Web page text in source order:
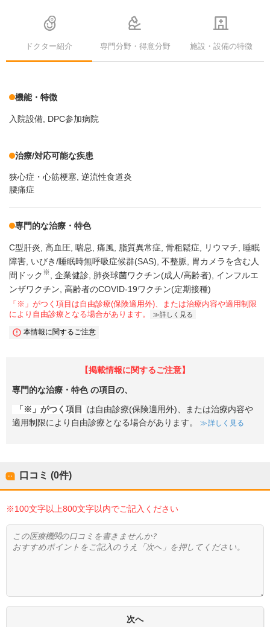
ドクター紹介 専門分野・得意分野 施設・設備の特徴
機能・特徴
入院設備 DPC参加病院
治療/対応可能な疾患
狭心症・心筋梗塞 逆流性食道炎
腰痛症
専門的な治療・特色
C型肝炎 高血圧 喘息 痛風 脂質異常症 骨粗鬆症 リウマチ
睡眠
障害 いびき/睡眠時無呼吸症候群(SAS) 不整脈
胃カメラを含む人
間ドック ※ 企業健診 肺炎球菌ワクチン(成人/高齢者)
インフルエ
ンザワクチン 高齢者のCOVID-19ワクチン(定期接種)
「※」がつく項目は自由診療(保険適用外)、または治療内容や適用制限
により自由診療となる場合があります。
詳しく見る
本情報に関するご注意
【掲載情報に関するご注意】
専門的な治療・特色の項目の、
「※」がつく項目
は自由診療(保険適用外)、または治療内容や
適用制限により自由診療となる場合があります。
詳しく見る
口コミ (0件)
※100文字以上800文字以内でご記入ください